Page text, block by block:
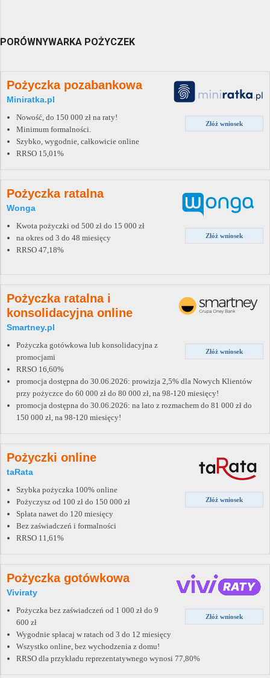
PORÓWNYWARKA POŻYCZEK
Pożyczka pozabankowa
Miniratka.pl
Złóż wniosek
Nowość, do 150 000 zł na raty!
Minimum formalności.
Szybko, wygodnie, całkowicie online
RRSO 15,01%
Pożyczka ratalna
Wonga
Złóż wniosek
Kwota pożyczki od 500 zł do 15 000 zł
na okres od 3 do 48 miesięcy
RRSO 47,18%
Pożyczka ratalna i
konsolidacyjna online
Smartney.pl
Złóż wniosek
Pożyczka gotówkowa lub konsolidacyjna z
promocjami
RRSO 16,60%
promocja dostępna do 30.06.2026: prowizja 2,5% dla Nowych Klientów
przy pożyczce do 60 000 zł do 80 000 zł, na 98-120 miesięcy!
promocja dostępna do 30.06.2026: na lato z rozmachem do 81 000 zł do
150 000 zł, na 98-120 miesięcy!
Pożyczki online
taRata
Złóż wniosek
Szybka pożyczka 100% online
Pożyczysz od 100 zł do 150 000 zł
Spłata nawet do 120 miesięcy
Bez zaświadczeń i formalności
RRSO 11,61%
Pożyczka gotówkowa
Viviraty
Złóż wniosek
Pożyczka bez zaświadczeń od 1 000 zł do 9
600 zł
Wygodnie spłacaj w ratach od 3 do 12 miesięcy
Wszystko online, bez wychodzenia z domu!
RRSO dla przykładu reprezentatywnego wynosi 77,80%